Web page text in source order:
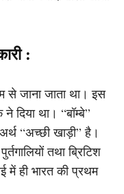
:
से जाना जाता था। इस
दिया था। “बॉम्बे”
“अच्छी खाड़ी” है।
तथा ब्रिटिश
में ही भारत की प्रथम